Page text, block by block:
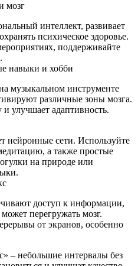
мозг
интеллект, развивает
психическое здоровье.
поддерживайте
навыки и хобби
музыкальном инструменте
различные зоны мозга.
и улучшает адаптивность.
нейронные сети. Используйте
а также простые
на природе или
доступ к информации,
перегружать мозг.
от экранов, особенно
– небольшие интервалы без